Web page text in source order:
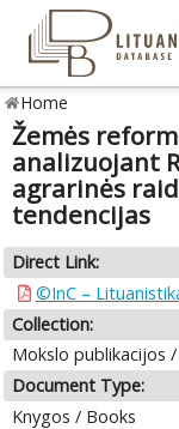
Home
Žemės
analizuojant
agrarinės
tendencijas
Direct Link:
©InC –
Collection:
Mokslo publikacijos
Document Type:
Knygos / Books